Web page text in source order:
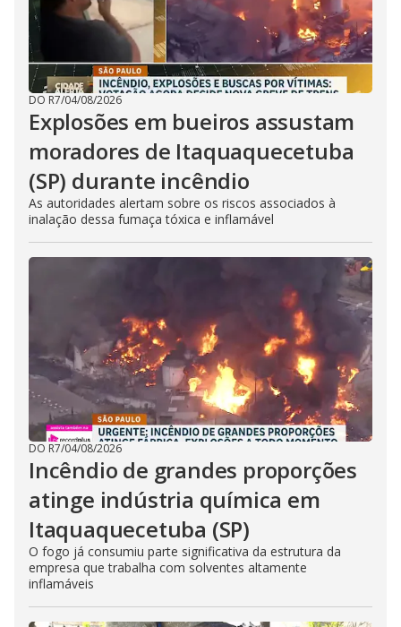
DO R7/04/08/2026
Explosões em bueiros assustam
moradores de Itaquaquecetuba
(SP) durante incêndio
As autoridades alertam sobre os riscos associados à
inalação dessa fumaça tóxica e inflamável
DO R7/04/08/2026
Incêndio de grandes proporções
atinge indústria química em
Itaquaquecetuba (SP)
O fogo já consumiu parte significativa da estrutura da
empresa que trabalha com solventes altamente
inflamáveis